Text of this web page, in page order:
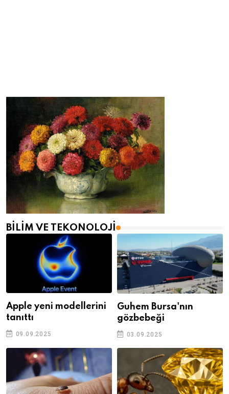
BILIM VE TEKONOLOJI
Apple yeni modellerini
tanıttı
09.09.2025
Guhem Bursa'nın
gözbebeği
03.09.2025